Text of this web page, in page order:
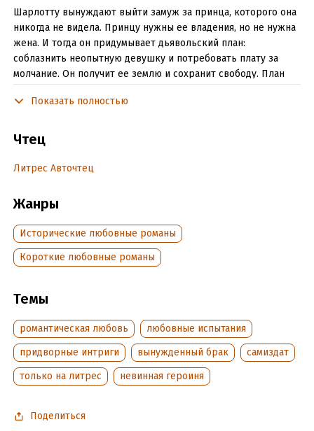
Шарлотту вынуждают выйти замуж за принца, которого она
никогда не видела. Принцу нужны ее владения, но не нужна
жена. И тогда он придумывает дьявольский план:
соблазнить неопытную девушку и потребовать плату за
молчание. Он получит ее землю и сохранит свободу. План
делать со своими чувствами к ней?
Подробная информация
Дата написания:27 июля 2023
Дата поступления:
Показать полностью
Чтец
Литрес Авточтец
Жанры
Исторические любовные романы
Короткие любовные романы
Темы
романтическая любовь
любовные испытания
придворные интриги
вынужденный брак
самиздат
только на литрес
невинная героиня
Поделиться